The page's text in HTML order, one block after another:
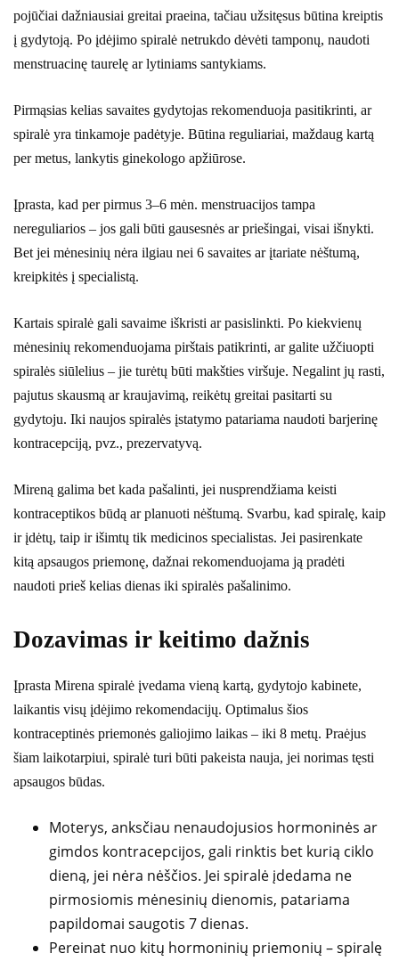
pojūčiai dažniausiai greitai praeina, tačiau užsitęsus būtina kreiptis
į gydytoją. Po įdėjimo spiralė netrukdo dėvėti tamponų, naudoti
menstruacinę taurelę ar lytiniams santykiams.
Pirmąsias kelias savaites gydytojas rekomenduoja pasitikrinti, ar
spiralė yra tinkamoje padėtyje. Būtina reguliariai, maždaug kartą
per metus, lankytis ginekologo apžiūrose.
Įprasta, kad per pirmus 3–6 mėn. menstruacijos tampa
nereguliarios – jos gali būti gausesnės ar priešingai, visai išnykti.
Bet jei mėnesinių nėra ilgiau nei 6 savaites ar įtariate nėštumą,
kreipkitės į specialistą.
Kartais spiralė gali savaime iškristi ar pasislinkti. Po kiekvienų
mėnesinių rekomenduojama pirštais patikrinti, ar galite užčiuopti
spiralės siūlelius – jie turėtų būti makšties viršuje. Negalint jų rasti,
pajutus skausmą ar kraujavimą, reikėtų greitai pasitarti su
gydytoju. Iki naujos spiralės įstatymo patariama naudoti barjerinę
kontracepciją, pvz., prezervatyvą.
Mireną galima bet kada pašalinti, jei nusprendžiama keisti
kontraceptikos būdą ar planuoti nėštumą. Svarbu, kad spiralę, kaip
ir įdėtų, taip ir išimtų tik medicinos specialistas. Jei pasirenkate
kitą apsaugos priemonę, dažnai rekomenduojama ją pradėti
naudoti prieš kelias dienas iki spiralės pašalinimo.
Dozavimas ir keitimo dažnis
Įprasta Mirena spiralė įvedama vieną kartą, gydytojo kabinete,
laikantis visų įdėjimo rekomendacijų. Optimalus šios
kontraceptinės priemonės galiojimo laikas – iki 8 metų. Praėjus
šiam laikotarpiui, spiralė turi būti pakeista nauja, jei norimas tęsti
apsaugos būdas.
Moterys, anksčiau nenaudojusios hormoninės ar
gimdos kontracepcijos, gali rinktis bet kurią ciklo
dieną, jei nėra nėščios. Jei spiralė įdedama ne
pirmosiomis mėnesinių dienomis, patariama
papildomai saugotis 7 dienas.
Pereinat nuo kitų hormoninių priemonių – spiralę